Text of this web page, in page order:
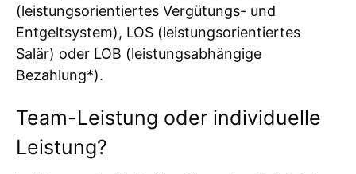
(leistungsorientiertes Vergütungs- und
Entgeltsystem), LOS (leistungsorientiertes
Salär) oder LOB (leistungsabhängige
Bezahlung*).
Team-Leistung oder individuelle
Leistung?